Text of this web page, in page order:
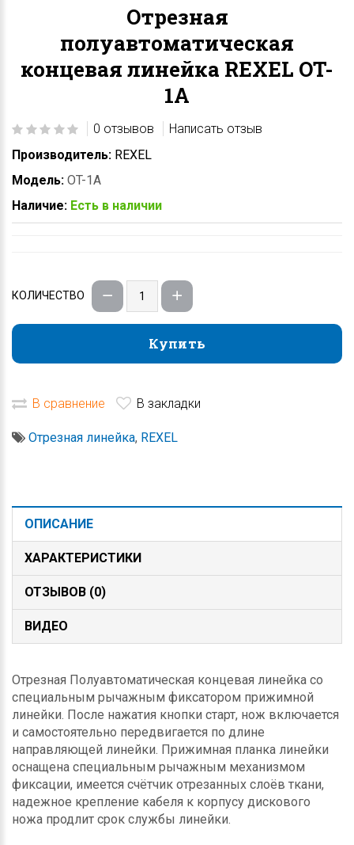
Отрезная
полуавтоматическая
концевая линейка REXEL OT-
1A
0 отзывов
Написать отзыв
Производитель: REXEL
Модель: OT-1A
Наличие: Есть в наличии
КОЛИЧЕСТВО
Купить
Купить
В сравнение В закладки
Отрезная линейка, REXEL
ОПИСАНИЕ
ХАРАКТЕРИСТИКИ
ОТЗЫВОВ (0)
ВИДЕО
Отрезная Полуавтоматическая концевая линейка со
специальным рычажным фиксатором прижимной
линейки. После нажатия кнопки старт, нож включается
и самостоятельно передвигается по длине
направляющей линейки. Прижимная планка линейки
оснащена специальным рычажным механизмом
фиксации, имеется счётчик отрезанных слоёв ткани,
надежное крепление кабеля к корпусу дискового
ножа продлит срок службы линейки.